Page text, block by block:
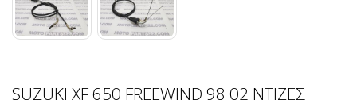
SUZUKI XF 650 FREEWIND 98 02 ΝΤΙΖΕΣ